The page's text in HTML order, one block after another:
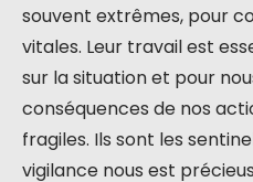
souvent extrêmes, pour
vitales. Leur travail est
sur la situation et pour
conséquences de nos
fragiles. Ils sont les
vigilance nous est